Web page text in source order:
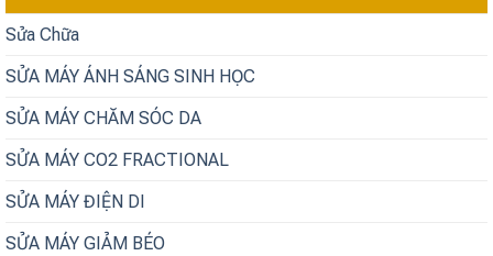
Sửa Chữa
SỬA MÁY ÁNH SÁNG SINH HỌC
SỬA MÁY CHĂM SÓC DA
SỬA MÁY CO2 FRACTIONAL
SỬA MÁY ĐIỆN DI
SỬA MÁY GIẢM BÉO